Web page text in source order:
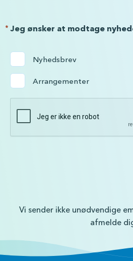
Jeg ønsker at modtage
*
Nyhedsbrev
Arrangementer
Vi sender ikke unødvendige
afmelde